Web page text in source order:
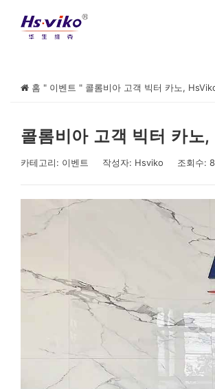
홈 " 이벤트 " 콜롬비아 고객 빅터 카노,
콜롬비아 고객 빅터 카노
카테고리: 이벤트 작성자: Hsviko 조회수: